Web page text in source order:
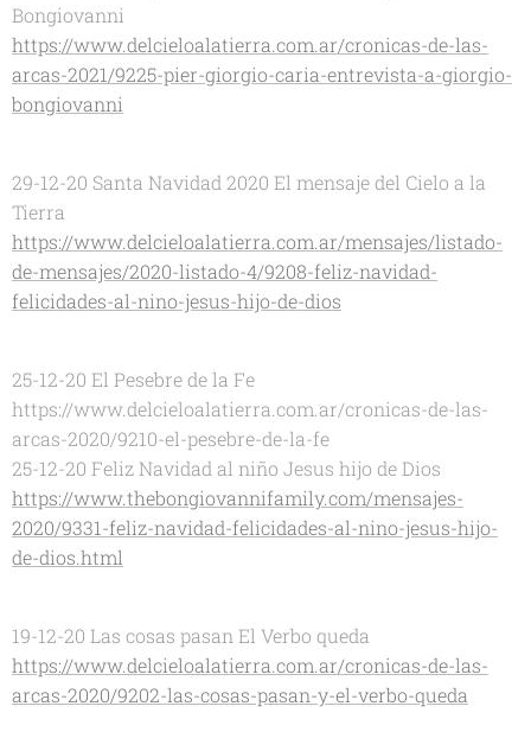
Bongiovanni
https://www.delcieloalatierra.com.ar/cronicas-de-las-
arcas-2021/9225-pier-giorgio-caria-entrevista-a-giorgio-
bongiovanni
29-12-20 Santa Navidad 2020 El mensaje del Cielo a la
Tierra
https://www.delcieloalatierra.com.ar/mensajes/listado-
de-mensajes/2020-listado-4/9208-feliz-navidad-
felicidades-al-nino-jesus-hijo-de-dios
25-12-20 El Pesebre de la Fe
https://www.delcieloalatierra.com.ar/cronicas-de-las-
arcas-2020/9210-el-pesebre-de-la-fe
25-12-20 Feliz Navidad al niño Jesus hijo de Dios
https://www.thebongiovannifamily.com/mensajes-
2020/9331-feliz-navidad-felicidades-al-nino-jesus-hijo-
de-dios.html
19-12-20 Las cosas pasan El Verbo queda
https://www.delcieloalatierra.com.ar/cronicas-de-las-
arcas-2020/9202-las-cosas-pasan-y-el-verbo-queda